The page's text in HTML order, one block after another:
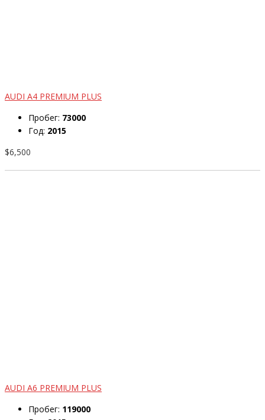
AUDI A4 PREMIUM PLUS
Пробег: 73000
Год: 2015
$6,500
AUDI A6 PREMIUM PLUS
Пробег: 119000